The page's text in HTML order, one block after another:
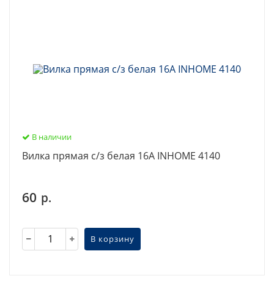
В наличии
Вилка прямая с/з белая 16А INHOME 4140
60 р.
В корзину